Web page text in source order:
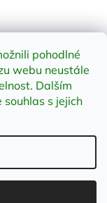
pohodlné
webu neustále
. Dalším
s jejich
práva vyhrazena.